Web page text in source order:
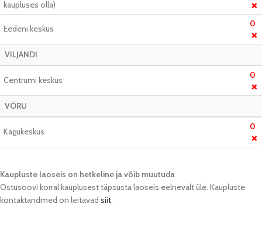
kaupluses olla)
❌
Eedeni keskus 0
❌
VILJANDI
Centrumi keskus 0
❌
VÕRU
Kagukeskus 0
❌
Kaupluste laoseis on hetkeline ja võib muutuda​
Ostusoovi korral kauplusest täpsusta laoseis eelnevalt üle. Kaupluste
kontaktandmed on leitavad siit.